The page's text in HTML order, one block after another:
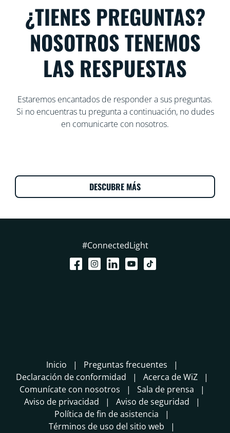
¿TIENES PREGUNTAS?
NOSOTROS TENEMOS
LAS RESPUESTAS
Estaremos encantados de responder a sus preguntas.
Si no encuentras tu pregunta a continuación, no dudes
en comunicarte con nosotros.
DESCUBRE MÁS
#ConnectedLight
Inicio
Preguntas frecuentes
Declaración de conformidad
Acerca de WiZ
Comunícate con nosotros
Sala de prensa
Aviso de privacidad
Aviso de seguridad
Política de fin de asistencia
Términos de uso del sitio web